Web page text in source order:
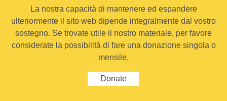
La nostra capacità di mantenere ed espandere
ulteriormente il sito web dipende integralmente dal vostro
sostegno. Se trovate utile il nostro materiale, per favore
considerate la possibilità di fare una donazione singola o
mensile.
Donate